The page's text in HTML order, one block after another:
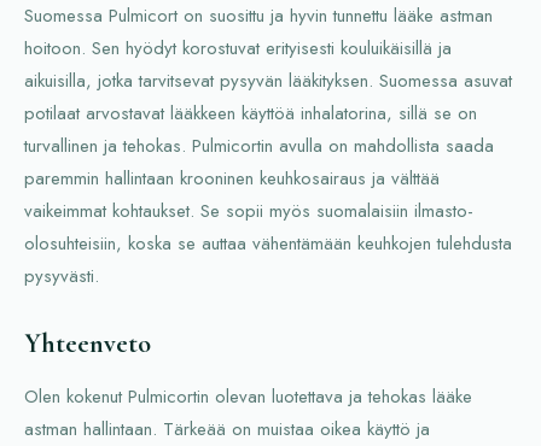
Suomessa Pulmicort on suosittu ja hyvin tunnettu lääke astman
hoitoon. Sen hyödyt korostuvat erityisesti kouluikäisillä ja
aikuisilla, jotka tarvitsevat pysyvän lääkityksen. Suomessa asuvat
potilaat arvostavat lääkkeen käyttöä inhalatorina, sillä se on
turvallinen ja tehokas. Pulmicortin avulla on mahdollista saada
paremmin hallintaan krooninen keuhkosairaus ja välttää
vaikeimmat kohtaukset. Se sopii myös suomalaisiin ilmasto-
olosuhteisiin, koska se auttaa vähentämään keuhkojen tulehdusta
pysyvästi.
Yhteenveto
Olen kokenut Pulmicortin olevan luotettava ja tehokas lääke
astman hallintaan. Tärkeää on muistaa oikea käyttö ja